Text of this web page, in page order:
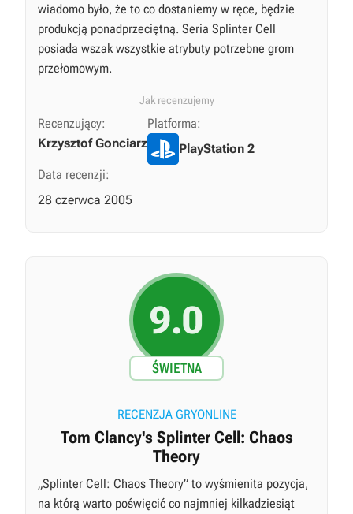
wiadomo było, że to co dostaniemy w ręce, będzie
produkcją ponadprzeciętną. Seria Splinter Cell
posiada wszak wszystkie atrybuty potrzebne grom
przełomowym.
Jak recenzujemy
Recenzujący:
Krzysztof Gonciarz
Platforma:
PlayStation 2
Data recenzji:
28 czerwca 2005
9.0
ŚWIETNA
RECENZJA GRYONLINE
Tom Clancy's Splinter Cell: Chaos
Theory
„Splinter Cell: Chaos Theory” to wyśmienita pozycja,
na którą warto poświęcić co najmniej kilkadziesiąt